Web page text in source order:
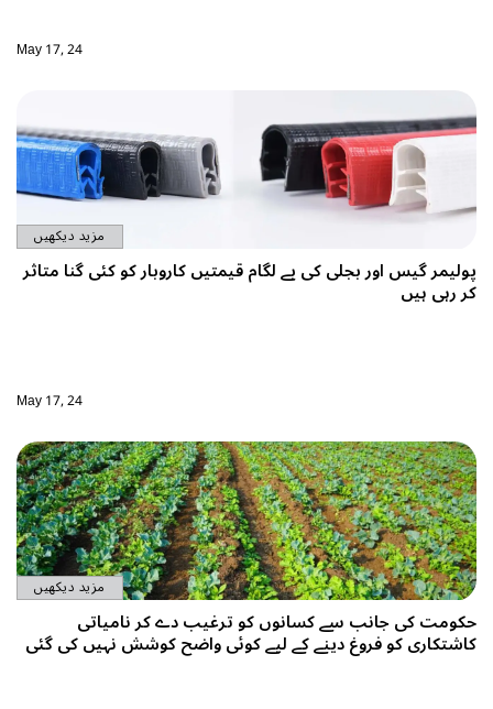
May 17, 24
مزید دیکھیں
پولیمر گیس اور بجلی کی بے لگام قیمتیں کاروبار کو کئی گنا متاثر
کر رہی ہیں
May 17, 24
مزید دیکھیں
حکومت کی جانب سے کسانوں کو ترغیب دے کر نامیاتی
کاشتکاری کو فروغ دینے کے لیے کوئی واضح کوشش نہیں کی گئی